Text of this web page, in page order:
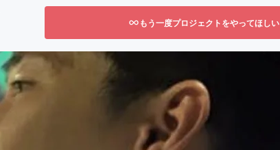
もう一度プロジェクトをやってほしい